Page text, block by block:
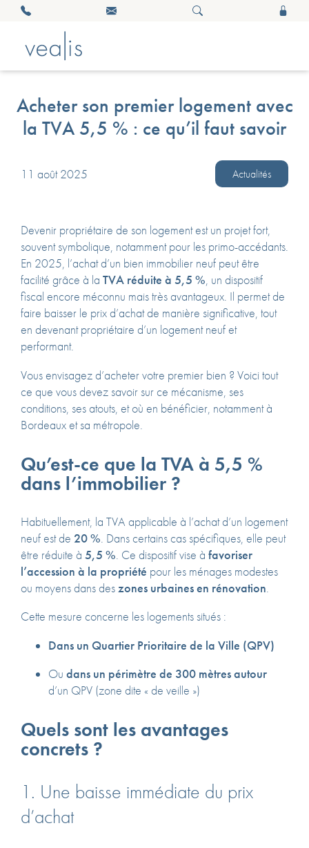
Acheter son premier logement avec
la TVA 5,5 % : ce qu’il faut savoir
11 août 2025 Actualités
Devenir propriétaire de son logement est un projet fort,
souvent symbolique, notamment pour les primo-accédants.
En 2025, l’achat d’un bien immobilier neuf peut être
facilité grâce à la TVA réduite à 5,5 %, un dispositif
fiscal encore méconnu mais très avantageux. Il permet de
faire baisser le prix d’achat de manière significative, tout
en devenant propriétaire d’un logement neuf et
performant.
Vous envisagez d’acheter votre premier bien ? Voici tout
ce que vous devez savoir sur ce mécanisme, ses
conditions, ses atouts, et où en bénéficier, notamment à
Bordeaux et sa métropole.
Qu’est-ce que la TVA à 5,5 %
dans l’immobilier ?
Habituellement, la TVA applicable à l’achat d’un logement
neuf est de 20 %. Dans certains cas spécifiques, elle peut
être réduite à 5,5 %. Ce dispositif vise à favoriser
l’accession à la propriété pour les ménages modestes
ou moyens dans deszones urbaines en rénovation.
Cette mesure concerne les logements situés :
Dans un Quartier Prioritaire de la Ville (QPV)
Ou dans un périmètre de 300 mètres autour
d’un QPV (zone dite « de veille »)
Quels sont les avantages
concrets ?
1. Une baisse immédiate du prix
d’achat